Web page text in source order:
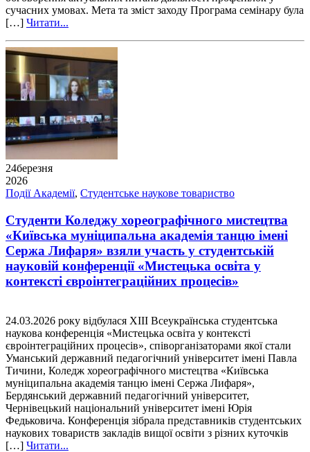
сучасних умовах. Мета та зміст заходу Програма семінару була
[…] Читати...
24березня
2026
Події Академії, Студентське наукове товариство
Студенти Коледжу хореографічного мистецтва
«Київська муніципальна академія танцю імені
Сержа Лифаря» взяли участь у студентській
науковій конференції «Мистецька освіта у
контексті євроінтеграційних процесів»
24.03.2026 року відбулася ХІІІ Всеукраїнська студентська
наукова конференція «Мистецька освіта у контексті
євроінтеграційних процесів», співорганізаторами якої стали
Уманський державний педагогічний університет імені Павла
Тичини, Коледж хореографічного мистецтва «Київська
муніципальна академія танцю імені Сержа Лифаря»,
Бердянський державний педагогічний університет,
Чернівецький національний університет імені Юрія
Федьковича. Конференція зібрала представників студентських
наукових товариств закладів вищої освіти з різних куточків
[…] Читати...